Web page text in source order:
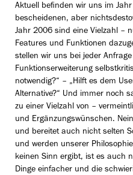
Aktuell befinden wir uns im
bescheidenen, aber
Jahr 2006 sind eine Vielzahl –
Features und Funktionen
stellen wir uns bei jeder
Funktionserweiterung
notwendig?“ – „Hilft es dem
Alternative?“ Und immer noch
zu einer Vielzahl von –
und Ergänzungswünschen.
und bereitet auch nicht selten
und werden unserer
keinen Sinn ergibt, ist es auch
Dinge einfacher und die